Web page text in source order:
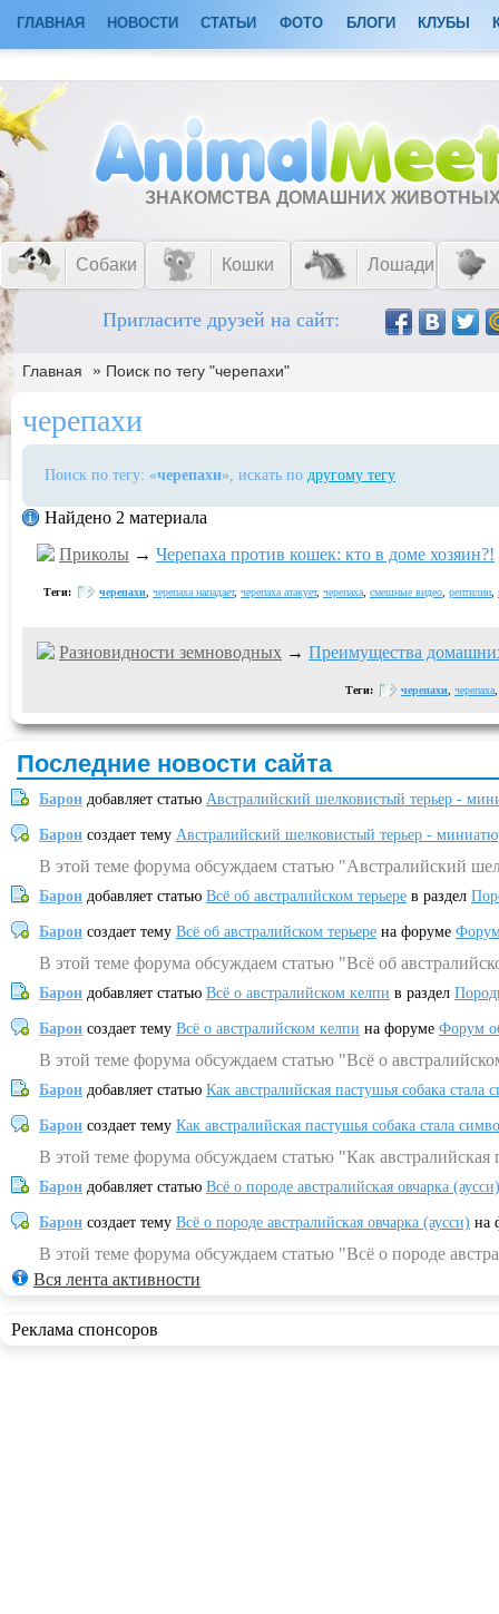
ГЛАВНАЯ НОВОСТИ СТАТЬИ ФОТО БЛОГИ КЛУБЫ
ЗНАКОМСТВА ДОМАШНИХ
Собаки Кошки Лошади
Пригласите друзей на сайт:
Главная » Поиск по тегу "черепахи"
черепахи
Поиск по тегу: «черепахи», искать по другому тегу
Найдено 2 материала
Приколы → Черепаха против кошек: кто в доме хозяин?!
Теги: черепахи черепаха нападает, черепаха атакует, черепаха смешные видео рептилии
Разновидности земноводных → Преимущества
Теги: черепахи черепаха
Последние новости сайта
Барон добавляет статью Австралийский шелковистый терьер -
Барон создает тему Австралийский шелковистый терьер -
В этой теме форума обсуждаем статью "Австралийский
Барон добавляет статью Всё об австралийском терьере в раздел
Барон создает тему Всё об австралийском терьере на форуме
В этой теме форума обсуждаем статью "Всё об
Барон добавляет статью Всё о австралийском келпи в раздел
Барон создает тему Всё о австралийском келпи на форуме Форум
В этой теме форума обсуждаем статью "Всё о
Барон добавляет статью Как австралийская пастушья собака
Барон создает тему Как австралийская пастушья собака стала
В этой теме форума обсуждаем статью "Как
Барон добавляет статью Всё о породе австралийская овчарка (аусси)
Барон создает тему Всё о породе австралийская овчарка (аусси) на
В этой теме форума обсуждаем статью "Всё о породе
Вся лента активности
Реклама спонсоров